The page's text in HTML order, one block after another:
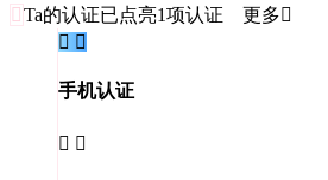
 Ta的认证已点亮1项认证 更多
 
手机认证
 